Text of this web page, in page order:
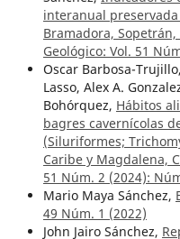
interanual
Bramadora,
Geológico: Vol. 51
Oscar Barbosa-
Lasso, Alex A.
Bohórquez, Hábitos
bagres cavernícolas
(Siluriformes;
Caribe y Magdalena,
51 Núm. 2 (2024):
Mario Maya Sánchez,
49 Núm. 1 (2022)
John Jairo Sánchez,